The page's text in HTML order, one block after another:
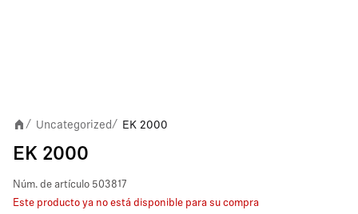
/ Uncategorized / EK 2000
EK 2000
Núm. de artículo 503817
Este producto ya no está disponible para su compra